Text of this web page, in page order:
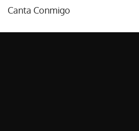
Canta Conmigo